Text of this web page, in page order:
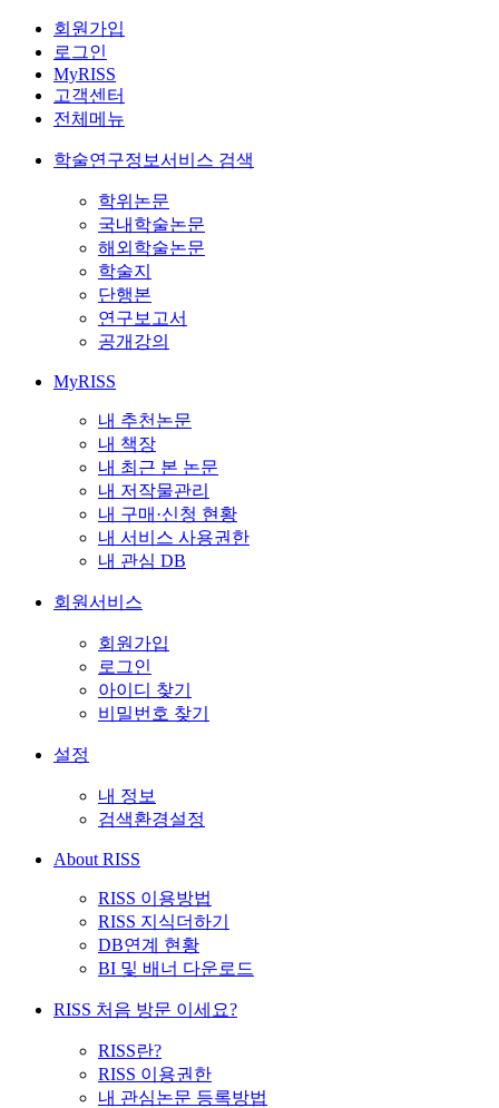
회원가입
로그인
MyRISS
고객센터
전체메뉴
학술연구정보서비스 검색
학위논문
국내학술논문
해외학술논문
학술지
단행본
연구보고서
공개강의
MyRISS
내 추천논문
내 책장
내 최근 본 논문
내 저작물관리
내 구매·신청 현황
내 서비스 사용권한
내 관심 DB
회원서비스
회원가입
로그인
아이디 찾기
비밀번호 찾기
설정
내 정보
검색환경설정
About RISS
RISS 이용방법
RISS 지식더하기
DB연계 현황
BI 및 배너 다운로드
RISS 처음 방문 이세요?
RISS란?
RISS 이용권한
내 관심논문 등록방법